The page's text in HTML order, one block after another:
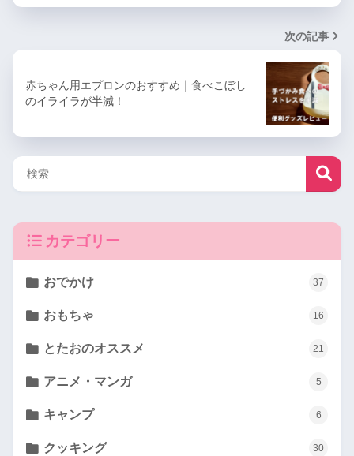
次の記事
赤ちゃん用エプロンのおすすめ｜食べこぼし
のイライラが半減！
カテゴリー
おでかけ 37
おもちゃ 16
とたおのオススメ 21
アニメ・マンガ 5
キャンプ 6
クッキング 30